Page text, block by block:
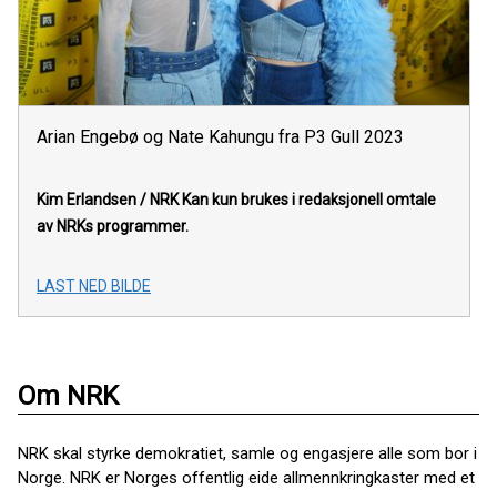
Arian Engebø og Nate Kahungu fra P3 Gull 2023
Kim Erlandsen / NRK Kan kun brukes i redaksjonell omtale
av NRKs programmer.
LAST NED BILDE
Om NRK
NRK skal styrke demokratiet, samle og engasjere alle som bor i
Norge. NRK er Norges offentlig eide allmennkringkaster med et